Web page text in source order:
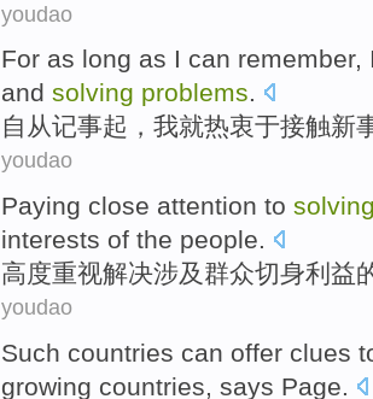
youdao
For as long as I can remember,
and solving problems.
自从记事起 ， 我就热衷于接触新
youdao
Paying close attention to
interests of the people.
高度重视解决涉及 群众切身利益
youdao
Such countries can offer clues
growing countries, says Page.